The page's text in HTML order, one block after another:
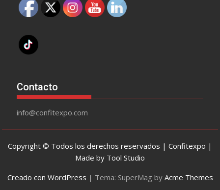
Contacto
info@confitexpo.com
Copyright © Todos los derechos reservados | Confitexpo |
Made by Tool Studio
Creado con WordPress | Tema: SuperMag by Acme Themes